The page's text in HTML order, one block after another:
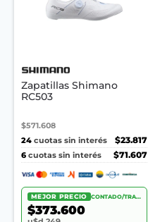
Zapatillas Shimano
RC503
$571.608
24 cuotas sin interés
$23.817
6 cuotas sin interés $71.607
MEJOR PRECIO CONTADO/TRANSF.
$373.600